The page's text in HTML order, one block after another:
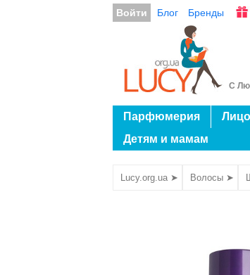
Войти Блог Бренды
С
Парфюмерия Лицо
Детям и мамам
Lucy.org.ua ➤ Волосы ➤